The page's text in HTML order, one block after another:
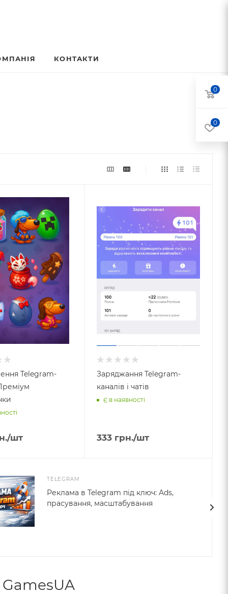
КОНТАКТИ
Telegram-
/шт
Заряджання Telegram-
каналів і чатів
Є в наявності
333 грн./шт
TELEGRAM
Реклама в Telegram під ключ: Ads,
прасування, масштабування
GamesUA
0
0